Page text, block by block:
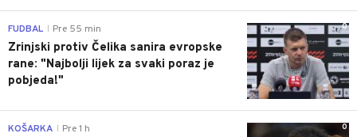
0
FUDBAL Pre 55 min
Zrinjski protiv Čelika sanira evropske
rane: "Najbolji lijek za svaki poraz je
pobjeda!"
0
KOŠARKA Pre 1 h